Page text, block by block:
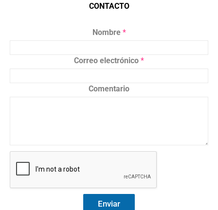
CONTACTO
Nombre *
Correo electrónico *
Comentario
Enviar